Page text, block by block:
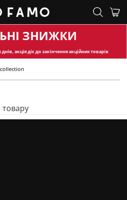
ЗНИЖКИ
акція діє до закінчення акційних товарів